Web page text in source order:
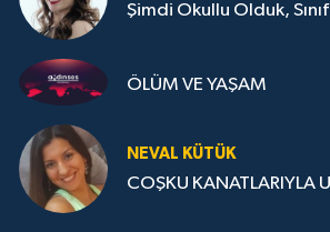
Şimdi Okullu Olduk,
ÖLÜM VE YAŞAM
NEVAL KÜTÜK
COŞKU KANATLARIYLA